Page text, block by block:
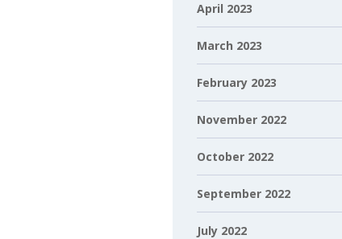
April 2023
March 2023
February 2023
November 2022
October 2022
September 2022
July 2022